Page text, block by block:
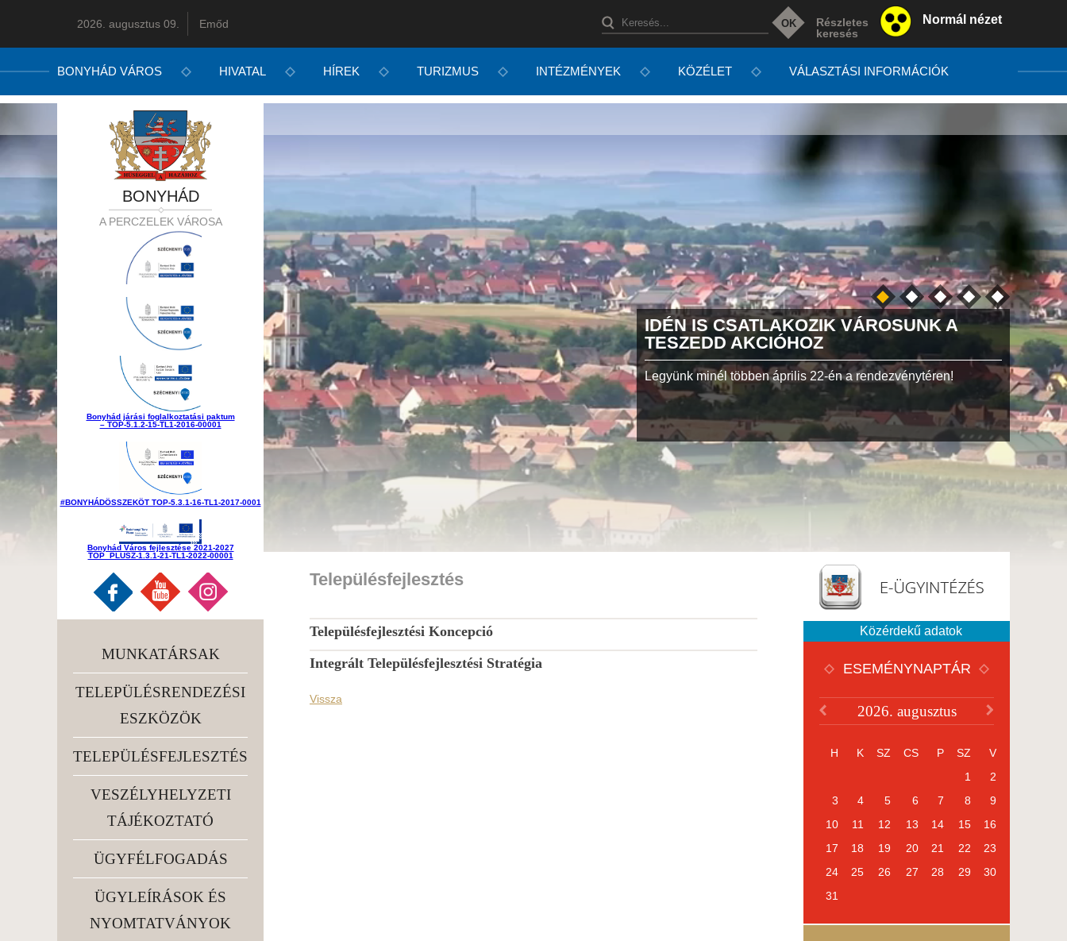
Részletes
keresés
Normál nézet
2026. augusztus 09. Emőd
BONYHÁD VÁROS HIVATAL HÍREK TURIZMUS INTÉZMÉNYEK KÖZÉLET VÁLASZTÁSI INFORMÁCIÓK
IDÉN IS CSATLAKOZIK VÁROSUNK A
TESZEDD AKCIÓHOZ
Legyünk minél többen április 22-én a rendezvénytéren!
1944-
együtt
BONYHÁD
A PERCZELEK VÁROSA
Bonyhád járási foglalkoztatási paktum
– TOP-5.1.2-15-TL1-2016-00001
#BONYHÁDÖSSZEKÖT TOP-5.3.1-16-TL1-2017-0001
Bonyhád Város fejlesztése 2021-2027
TOP_PLUSZ-1.3.1-21-TL1-2022-00001
MUNKATÁRSAK
TELEPÜLÉSRENDEZÉSI
ESZKÖZÖK
TELEPÜLÉSFEJLESZTÉS
VESZÉLYHELYZETI
TÁJÉKOZTATÓ
ÜGYFÉLFOGADÁS
ÜGYLEÍRÁSOK ÉS
NYOMTATVÁNYOK
Településfejlesztés
Településfejlesztési Koncepció
Integrált Településfejlesztési Stratégia
Vissza
Közérdekű adatok
ESEMÉNYNAPTÁR
2026. augusztus
H K SZ CS P SZ
V
1
2
3
4 5 6 7 8
9
10
11 12 13 14 15
16
17
18 19 20 21 22
23
24
25 26 27 28 29
30
31